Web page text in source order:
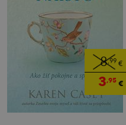
8,99 €
3,95€